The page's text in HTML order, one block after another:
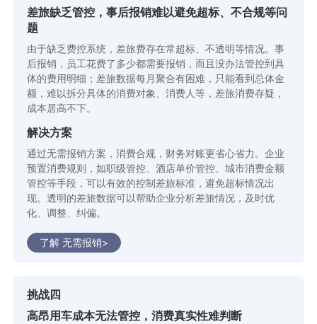
差旅缺乏管控，事后报销难以避免超标、不合规等问
题
由于缺乏费控系统，差旅费存在常超标、不透明等情况。事
后报销，员工花费了多少都需要报销，而且没办法管控到具
体的费用明细；差旅数据每月聚合有困难，只能看到总体金
额，难以拆分具体的消费对象、消费人等，差旅消费存疑，
成本居高不下。
解决方案
通过无需报销方案，消费合规，财务对账更省心省力。企业
预置消费规则，如职级管控、酒店单价管控、城市消费金额
管控等手段，可以有效的控制差旅标准，避免超标情况出
现。透明的差旅数据可以帮助企业分析差旅情况，及时优
化、调整、纠偏。
了解 无需报销>
挑战四
高昂用车成本无法管控，消费真实性难判断